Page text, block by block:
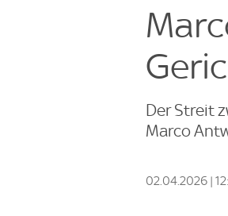
Der Streit
Marco
02.04.2026 |